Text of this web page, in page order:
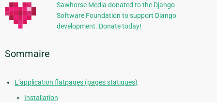
Sawhorse Media donated to the Django
Software Foundation to support Django
development. Donate today!
Sommaire
L’application flatpages (pages statiques)
Installation